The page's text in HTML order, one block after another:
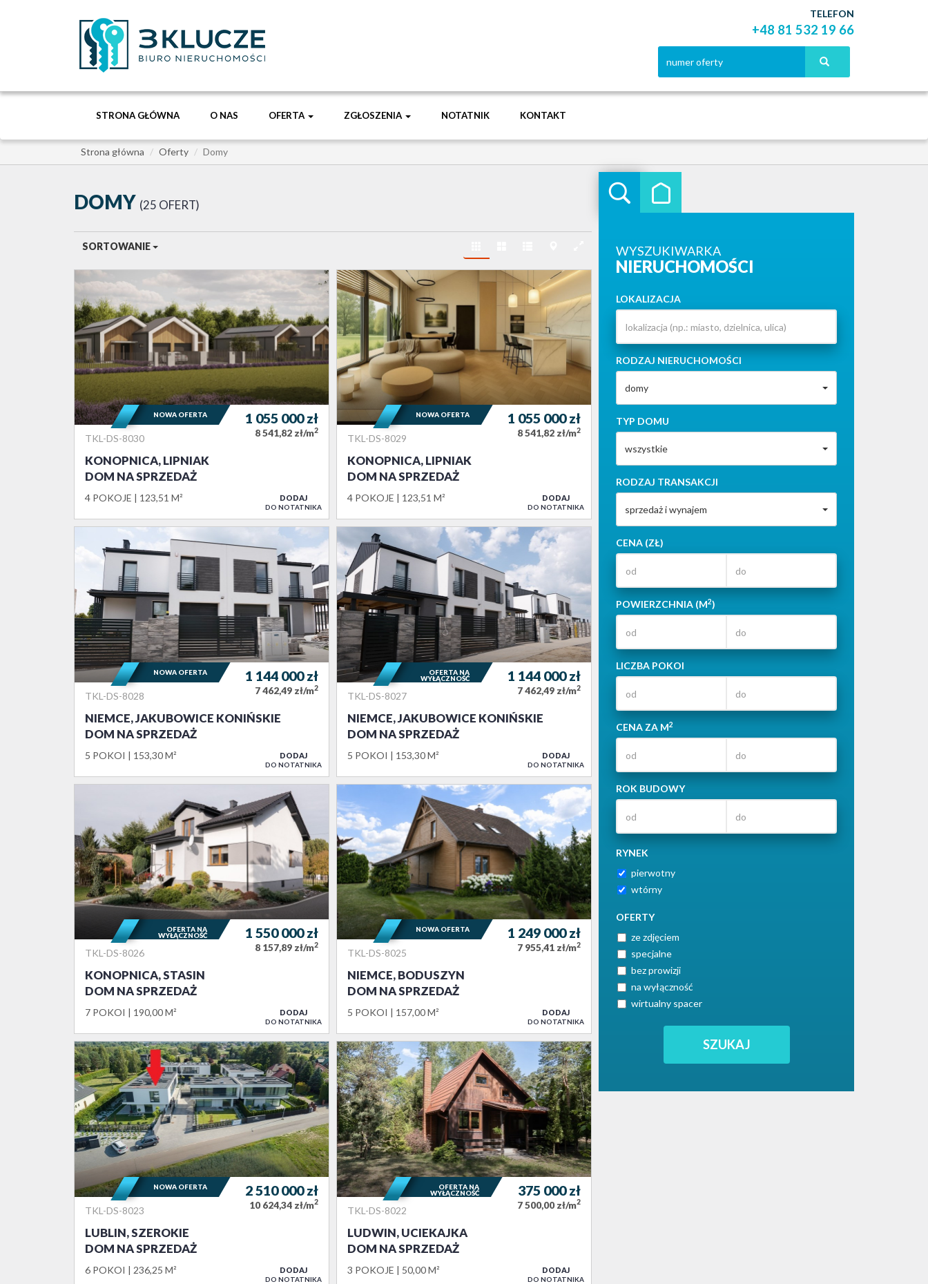
TELEFON
+48 81 532 19 66
STRONA GŁÓWNA O NAS OFERTA ZGŁOSZENIA NOTATNIK KONTAKT
Strona główna Oferty Domy
WYSZUKIWARKA
NIERUCHOMOŚCI
LOKALIZACJA
RODZAJ NIERUCHOMOŚCI
domy
TYP DOMU
wszystkie
RODZAJ TRANSAKCJI
sprzedaż i wynajem
CENA (ZŁ)
POWIERZCHNIA (M2)
LICZBA POKOI
CENA ZA M2
ROK BUDOWY
RYNEK
pierwotny
wtórny
OFERTY
ze zdjęciem
specjalne
bez prowizji
na wyłączność
wirtualny spacer
DOMY 25 OFERT
SORTOWANIE
TKL-DS-8030
KONOPNICA, LIPNIAK
DOM NA SPRZEDAŻ
4 POKOJE 123,51 M²
1 055 000zł
8 541,82 zł/m2
NOWA OFERTA
DODAJ
DO NOTATNIKA
TKL-DS-8029
KONOPNICA, LIPNIAK
DOM NA SPRZEDAŻ
4 POKOJE 123,51 M²
1 055 000zł
8 541,82 zł/m2
NOWA OFERTA
DODAJ
DO NOTATNIKA
TKL-DS-8028
NIEMCE, JAKUBOWICE KONIŃSKIE
DOM NA SPRZEDAŻ
5 POKOI 153,30 M²
1 144 000zł
7 462,49 zł/m2
NOWA OFERTA
DODAJ
DO NOTATNIKA
TKL-DS-8027
NIEMCE, JAKUBOWICE KONIŃSKIE
DOM NA SPRZEDAŻ
5 POKOI 153,30 M²
1 144 000zł
7 462,49 zł/m2
OFERTA NA
WYŁĄCZNOŚĆ
DODAJ
DO NOTATNIKA
TKL-DS-8026
KONOPNICA, STASIN
DOM NA SPRZEDAŻ
7 POKOI 190,00 M²
1 550 000zł
8 157,89 zł/m2
OFERTA NA
WYŁĄCZNOŚĆ
DODAJ
DO NOTATNIKA
TKL-DS-8025
NIEMCE, BODUSZYN
DOM NA SPRZEDAŻ
5 POKOI 157,00 M²
1 249 000zł
7 955,41 zł/m2
NOWA OFERTA
DODAJ
DO NOTATNIKA
TKL-DS-8023
LUBLIN, SZEROKIE
DOM NA SPRZEDAŻ
6 POKOI 236,25 M²
2 510 000zł
10 624,34 zł/m2
NOWA OFERTA
DODAJ
DO NOTATNIKA
TKL-DS-8022
LUDWIN, UCIEKAJKA
DOM NA SPRZEDAŻ
3 POKOJE 50,00 M²
375 000zł
7 500,00 zł/m2
OFERTA NA
WYŁĄCZNOŚĆ
DODAJ
DO NOTATNIKA